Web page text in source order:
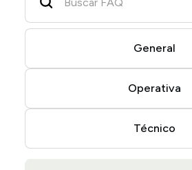
General
Operativa
Técnico